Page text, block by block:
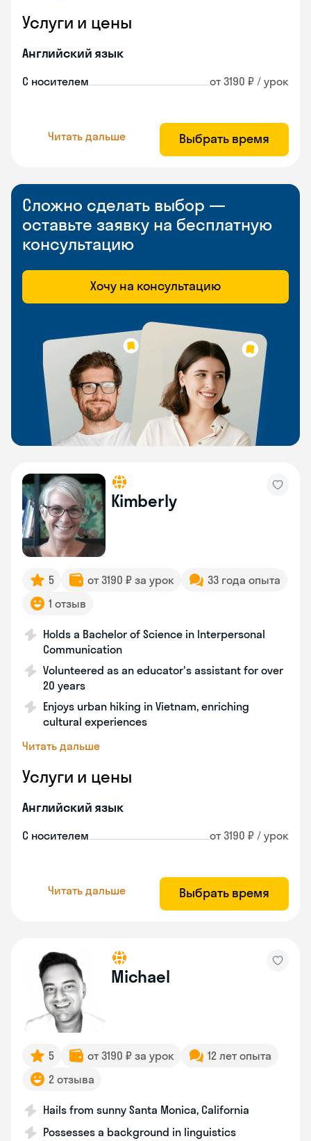
Услуги и цены
Английский язык
С носителем от 3190 ₽ / урок
Читать дальше Выбрать время
Сложно сделать выбор —
оставьте заявку на бесплатную
консультацию
Хочу на консультацию
Kimberly
5 от 3190 ₽ за урок
33 года опыта
1 отзыв
Holds a Bachelor of Science in Interpersonal
Communication
Volunteered as an educator's assistant for over
20 years
Enjoys urban hiking in Vietnam, enriching
cultural experiences
Читать дальше
Услуги и цены
Английский язык
С носителем от 3190 ₽ / урок
Читать дальше Выбрать время
Michael
5 от 3190 ₽ за урок
12 лет опыта
2 отзыва
Hails from sunny Santa Monica, California
Possesses a background in linguistics